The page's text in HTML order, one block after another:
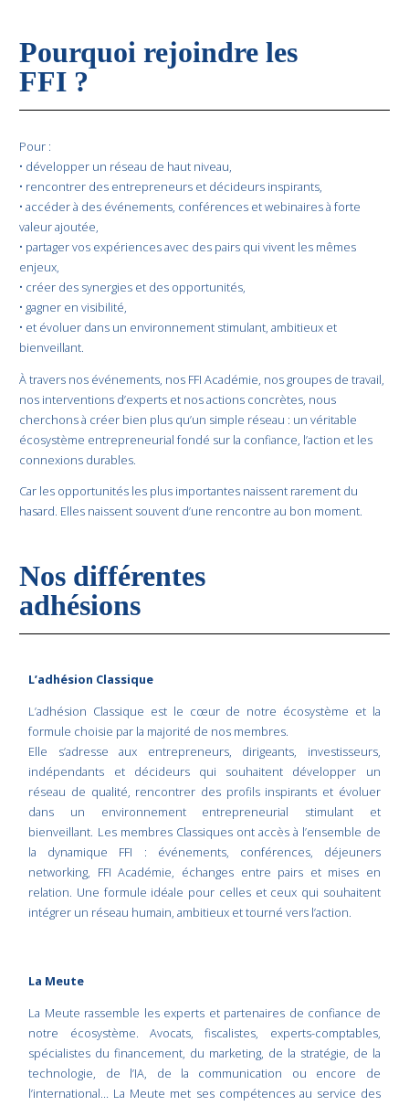
Pourquoi rejoindre les
FFI ?
Pour :
• développer un réseau de haut niveau,
• rencontrer des entrepreneurs et décideurs inspirants,
• accéder à des événements, conférences et webinaires à forte
valeur ajoutée,
• partager vos expériences avec des pairs qui vivent les mêmes
enjeux,
• créer des synergies et des opportunités,
• gagner en visibilité,
• et évoluer dans un environnement stimulant, ambitieux et
bienveillant.
À travers nos événements, nos FFI Académie, nos groupes de travail,
nos interventions d’experts et nos actions concrètes, nous
cherchons à créer bien plus qu’un simple réseau : un véritable
écosystème entrepreneurial fondé sur la confiance, l’action et les
connexions durables.
Car les opportunités les plus importantes naissent rarement du
hasard. Elles naissent souvent d’une rencontre au bon moment.
Nos différentes
adhésions
L’adhésion Classique
L’adhésion Classique est le cœur de notre écosystème et la
formule choisie par la majorité de nos membres.
Elle s’adresse aux entrepreneurs, dirigeants, investisseurs,
indépendants et décideurs qui souhaitent développer un
réseau de qualité, rencontrer des profils inspirants et évoluer
dans un environnement entrepreneurial stimulant et
bienveillant. Les membres Classiques ont accès à l’ensemble de
la dynamique FFI : événements, conférences, déjeuners
networking, FFI Académie, échanges entre pairs et mises en
relation. Une formule idéale pour celles et ceux qui souhaitent
intégrer un réseau humain, ambitieux et tourné vers l’action.
La Meute
La Meute rassemble les experts et partenaires de confiance de
notre écosystème. Avocats, fiscalistes, experts-comptables,
spécialistes du financement, du marketing, de la stratégie, de la
technologie, de l’IA, de la communication ou encore de
l’international… La Meute met ses compétences au service des